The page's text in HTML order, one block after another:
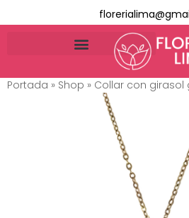
Portada » Shop » Collar con girasol